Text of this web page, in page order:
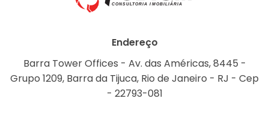
Endereço
Barra Tower Offices - Av. das Américas, 8445 -
Grupo 1209, Barra da Tijuca, Rio de Janeiro - RJ - Cep
- 22793-081